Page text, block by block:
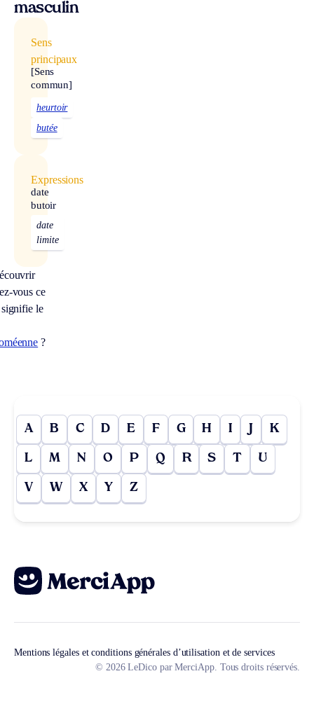
masculin
Sens
principaux
[Sens
commun]
heurtoir
butée
Expressions
date
butoir
date
limite
vous ce
le
?
A B C D E F G H I J K
L M N O P Q R S T U
V W X Y Z
Mentions légales et conditions générales d’utilisation et de services
© 2026 LeDico par MerciApp. Tous droits réservés.